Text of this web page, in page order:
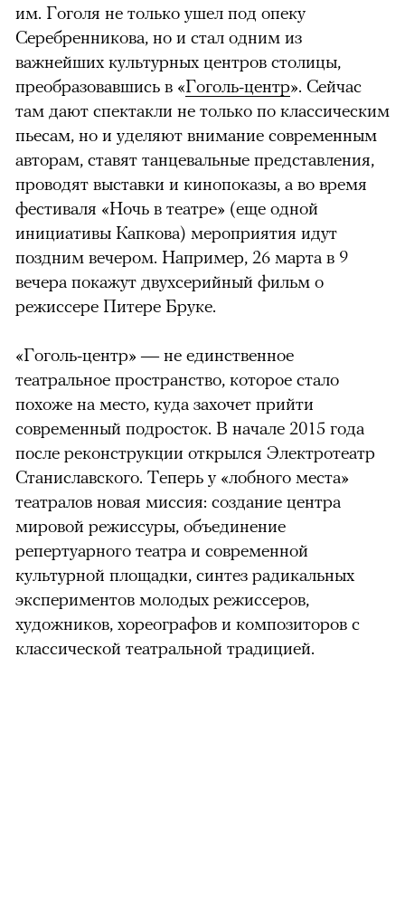
им. Гоголя не только ушел под опеку
Серебренникова, но и стал одним из
важнейших культурных центров столицы,
преобразовавшись в «Гоголь-центр». Сейчас
там дают спектакли не только по классическим
пьесам, но и уделяют внимание современным
авторам, ставят танцевальные представления,
проводят выставки и кинопоказы, а во время
фестиваля «Ночь в театре» (еще одной
инициативы Капкова) мероприятия идут
поздним вечером. Например, 26 марта в 9
вечера покажут двухсерийный фильм о
режиссере Питере Бруке.
«Гоголь-центр» — не единственное
театральное пространство, которое стало
похоже на место, куда захочет прийти
современный подросток. В начале 2015 года
после реконструкции открылся Электротеатр
Станиславского. Теперь у «лобного места»
театралов новая миссия: создание центра
мировой режиссуры, объединение
репертуарного театра и современной
культурной площадки, синтез радикальных
экспериментов молодых режиссеров,
художников, хореографов и композиторов с
классической театральной традицией.